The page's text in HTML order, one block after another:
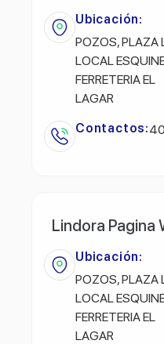
Ubicación:
POZOS, PLAZA
LOCAL
FERRETERIA EL
LAGAR
Contactos:
Lindora Pagina
Ubicación:
POZOS, PLAZA
LOCAL
FERRETERIA EL
LAGAR